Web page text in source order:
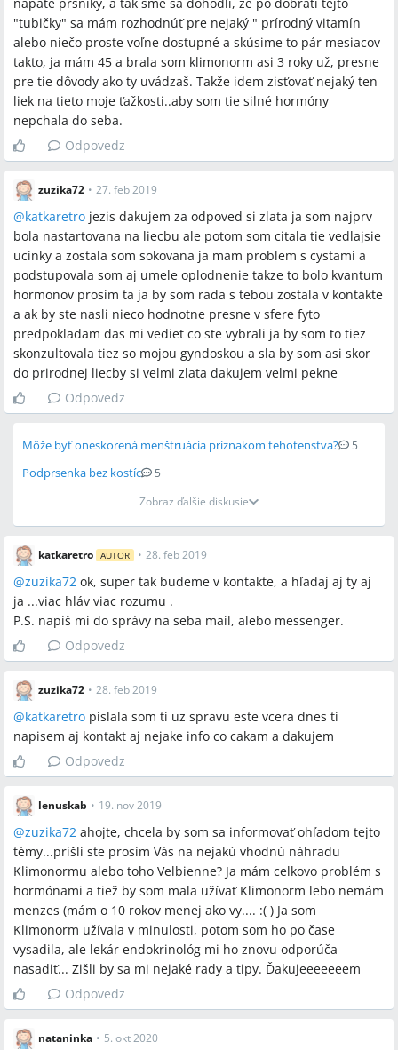
"tubičky" sa mám rozhodnúť pre nejaký " prírodný vitamín
alebo niečo proste voľne dostupné a skúsime to pár mesiacov
takto, ja mám 45 a brala som klimonorm asi 3 roky už, presne
pre tie dôvody ako ty uvádzaš. Takže idem zisťovať nejaký ten
liek na tieto moje ťažkosti..aby som tie silné hormóny
nepchala do seba.
Odpovedz
zuzika72 • 27. feb 2019
@katkaretro jezis dakujem za odpoved si zlata ja som najprv
bola nastartovana na liecbu ale potom som citala tie vedlajsie
ucinky a zostala som sokovana ja mam problem s cystami a
podstupovala som aj umele oplodnenie takze to bolo kvantum
hormonov prosim ta ja by som rada s tebou zostala v kontakte
a ak by ste nasli nieco hodnotne presne v sfere fyto
predpokladam das mi vediet co ste vybrali ja by som to tiez
skonzultovala tiez so mojou gyndoskou a sla by som asi skor
do prirodnej liecby si velmi zlata dakujem velmi pekne
Odpovedz
Môže byť oneskorená menštruácia príznakom tehotenstva? 5
Podprsenka bez kostíc
5
Zobraz ďalšie diskusie
katkaretro AUTOR • 28. feb 2019
@zuzika72 ok, super tak budeme v kontakte, a hľadaj aj ty aj
ja ...viac hláv viac rozumu .
P.S. napíš mi do správy na seba mail, alebo messenger.
Odpovedz
zuzika72 • 28. feb 2019
@katkaretro pislala som ti uz spravu este vcera dnes ti
napisem aj kontakt aj nejake info co cakam a dakujem
Odpovedz
lenuskab • 19. nov 2019
@zuzika72 ahojte, chcela by som sa informovať ohľadom tejto
témy...prišli ste prosím Vás na nejakú vhodnú náhradu
Klimonormu alebo toho Velbienne? Ja mám celkovo problém s
hormónami a tiež by som mala užívať Klimonorm lebo nemám
menzes (mám o 10 rokov menej ako vy.... :( ) Ja som
Klimonorm užívala v minulosti, potom som ho po čase
vysadila, ale lekár endokrinológ mi ho znovu odporúča
nasadiť... Zišli by sa mi nejaké rady a tipy. Ďakujeeeeeeem
Odpovedz
nataninka • 5. okt 2020